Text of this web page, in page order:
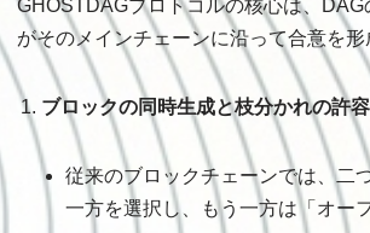
GHOSTDAGプロトコルの核心は、
がそのメインチェーンに沿って合意を
ブロックの同時生成と枝分かれの許容
従来のブロックチェーンでは、二
一方を選択し、もう一方は「オー